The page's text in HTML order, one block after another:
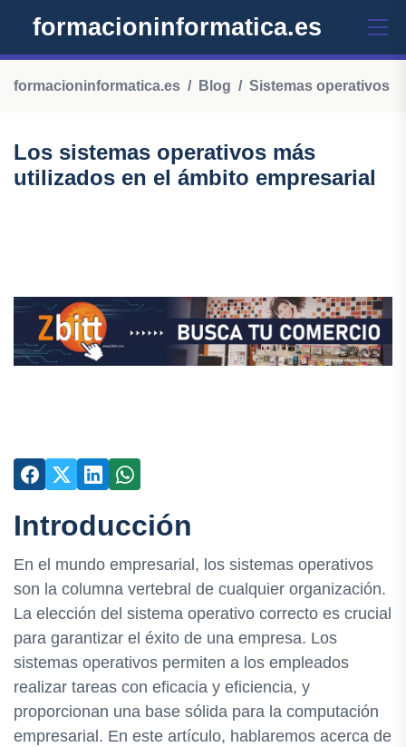
formacioninformatica.es
formacioninformatica.es Blog Sistemas operativos
Los sistemas operativos más
utilizados en el ámbito empresarial
Introducción
En el mundo empresarial, los sistemas operativos
son la columna vertebral de cualquier organización.
La elección del sistema operativo correcto es crucial
para garantizar el éxito de una empresa. Los
sistemas operativos permiten a los empleados
realizar tareas con eficacia y eficiencia, y
proporcionan una base sólida para la computación
empresarial. En este artículo, hablaremos acerca de